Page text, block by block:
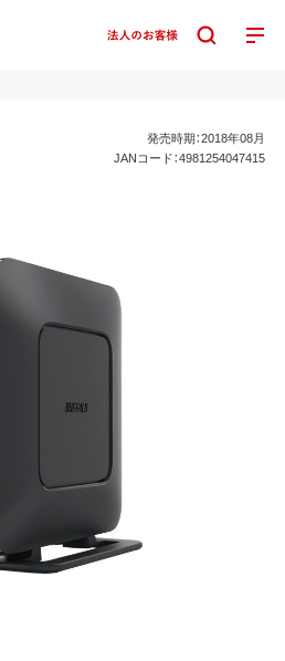
発売時期：2018年08月
JANコード：4981254047415